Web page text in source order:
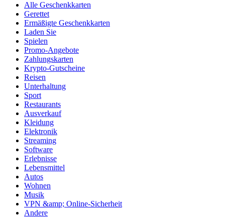
Alle Geschenkkarten
Gerettet
Ermäßigte Geschenkkarten
Laden Sie
Spielen
Promo-Angebote
Zahlungskarten
Krypto-Gutscheine
Reisen
Unterhaltung
Sport
Restaurants
Ausverkauf
Kleidung
Elektronik
Streaming
Software
Erlebnisse
Lebensmittel
Autos
Wohnen
Musik
VPN &amp; Online-Sicherheit
Andere